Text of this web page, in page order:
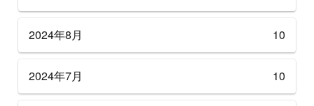
2024年8月 10
2024年7月 10